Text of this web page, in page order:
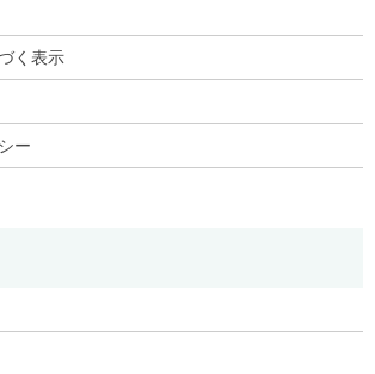
く表示
ー